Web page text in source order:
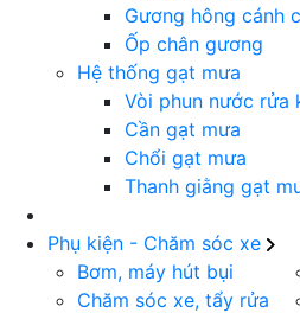
Gương hông cánh
Ốp chân gương
Hệ thống gạt mưa
Vòi phun nước rửa
Cần gạt mưa
Chổi gạt mưa
Thanh giằng gạt
Phụ kiện - Chăm sóc xe
Bơm, máy hút bụi
Chăm sóc xe, tẩy rửa